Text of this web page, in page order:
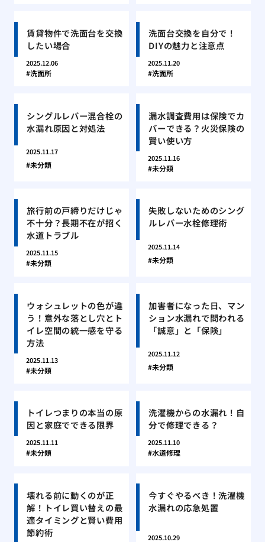
賃貸物件で洗面台を交換
したい場合
2025.12.06
洗面所
洗面台交換を自分で！
DIYの魅力と注意点
2025.11.20
洗面所
シングルレバー混合栓の
水漏れ原因と対処法
2025.11.17
未分類
漏水調査費用は保険でカ
バーできる？火災保険の
賢い使い方
2025.11.16
未分類
旅行前の戸締りだけじゃ
不十分？長期不在が招く
水道トラブル
2025.11.15
未分類
失敗しないためのシング
ルレバー水栓修理術
2025.11.14
未分類
ウォシュレットの色が違
う！意外な落とし穴とト
イレ空間の統一感を守る
方法
2025.11.13
未分類
加害者になった日、マン
ション水漏れで問われる
「誠意」と「保険」
2025.11.12
未分類
トイレつまりの本当の原
因と家庭でできる限界
2025.11.11
未分類
洗濯機からの水漏れ！自
分で修理できる？
2025.11.10
水道修理
壊れる前に動くのが正
解！トイレ買い替えの最
適タイミングと賢い費用
節約術
今すぐやるべき！洗濯機
水漏れの応急処置
2025.10.29